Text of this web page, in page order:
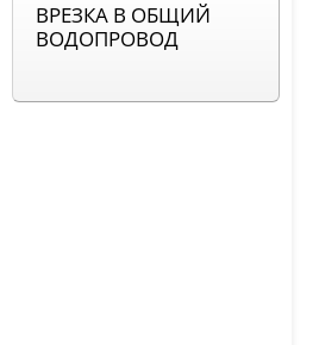
ВРЕЗКА В ОБЩИЙ
ВОДОПРОВОД